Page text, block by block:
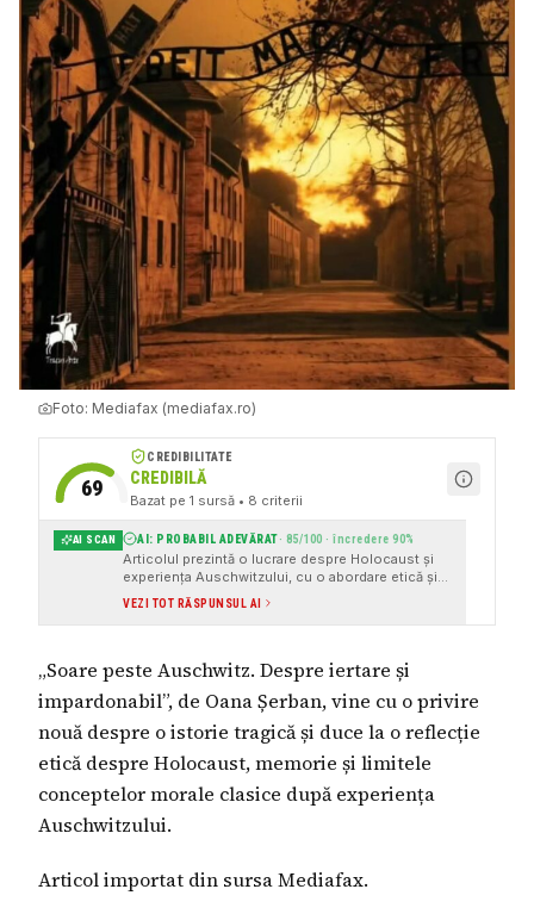
Foto: Mediafax (mediafax.ro)
69
CREDIBILITATE
CREDIBILĂ
Bazat pe 1 sursă • 8 criterii
AI SCAN AI: PROBABIL ADEVĂRAT· 85/100 · încredere90%
Articolul prezintă o lucrare despre Holocaust și
experiența Auschwitzului, cu o abordare etică și
reflexivă. Sursele citate sunt instituționale și
verificabile, cum ar fi Mediafax.
VEZI TOT RĂSPUNSUL AI
„Soare peste Auschwitz. Despre iertare și
impardonabil”, de Oana Șerban, vine cu o privire
nouă despre o istorie tragică și duce la o reflecție
etică despre Holocaust, memorie și limitele
conceptelor morale clasice după experiența
Auschwitzului.
Articol importat din sursa Mediafax.